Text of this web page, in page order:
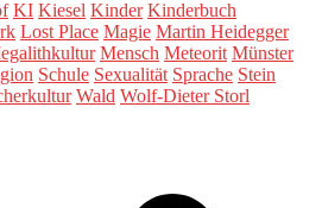
KI Kiesel Kinder Kinderbuch
Lost Place Magie Martin Heidegger
Mensch Meteorit Münster
Schule Sexualität Sprache Stein
Wald Wolf-Dieter Storl